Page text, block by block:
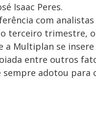
Isaac Peres.
com
terceiro trimestre,
a Multiplan se insere
entre outros
sempre adotou para